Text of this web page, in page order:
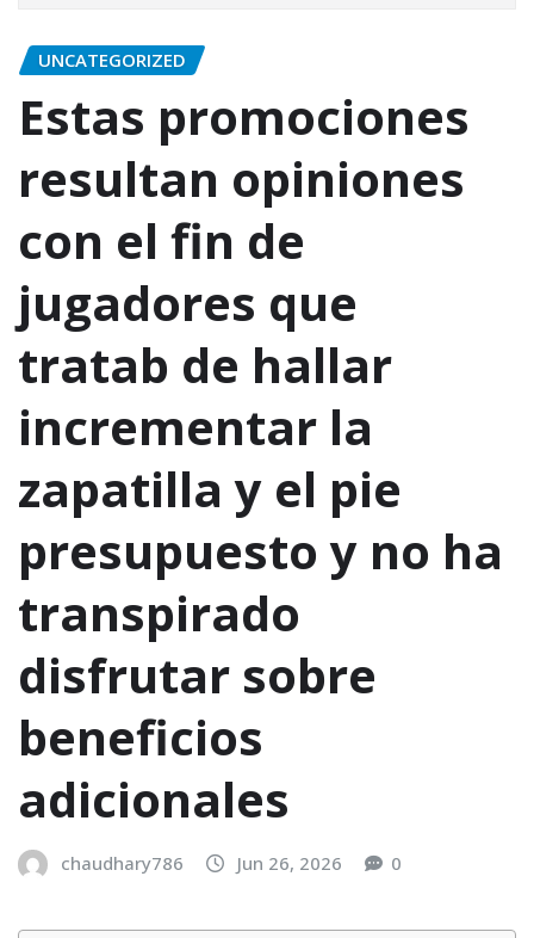
UNCATEGORIZED
Estas promociones
resultan opiniones
con el fin de
jugadores que
tratab de hallar
incrementar la
zapatilla y el pie
presupuesto y no ha
transpirado
disfrutar sobre
beneficios
adicionales
chaudhary786 Jun 26, 2026 0